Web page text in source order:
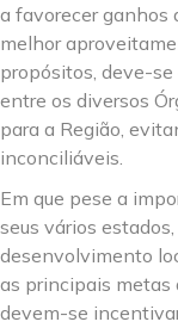
a favorecer ganhos
melhor
propósitos, deve-
entre os diversos
para a Região,
inconciliáveis.
Em que pese a
seus vários
desenvolvimento
as principais metas
devem-se